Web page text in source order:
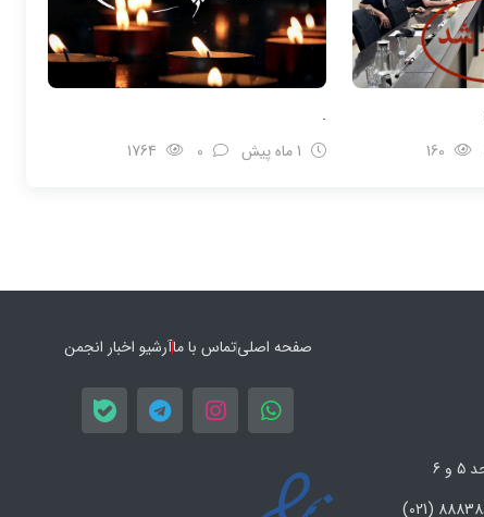
.
صفحه اصلیتماس با ماآرشیو اخبار انجمن